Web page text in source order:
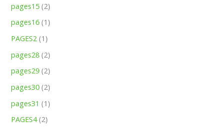
pages15 (2)
pages16 (1)
PAGES2 (1)
pages28 (2)
pages29 (2)
pages30 (2)
pages31 (1)
PAGES4(2)